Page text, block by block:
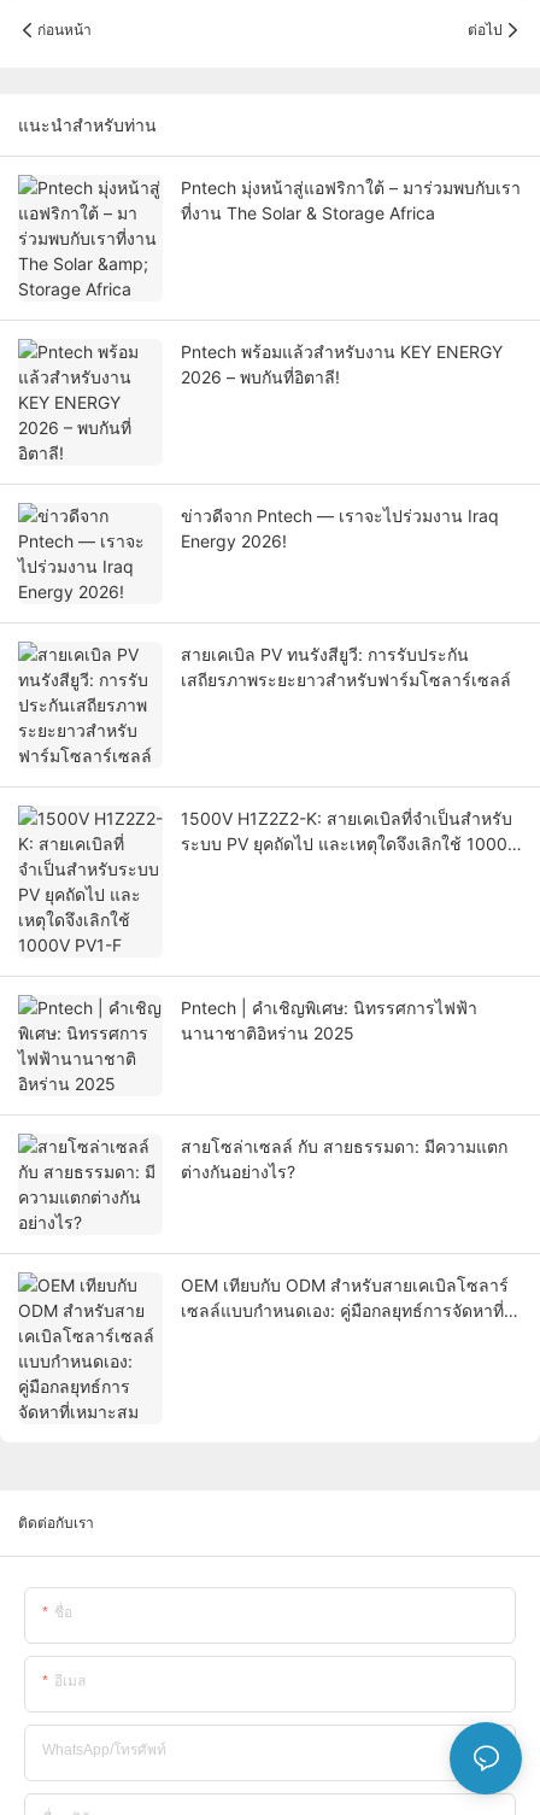
ก่อนหน้า ต่อไป
แนะนำสำหรับท่าน
Pntech มุ่งหน้าสู่แอฟริกาใต้ – มาร่วมพบกับเรา
ที่งาน The Solar & Storage Africa
Pntech พร้อมแล้วสำหรับงาน KEY ENERGY
2026 – พบกันที่อิตาลี!
ข่าวดีจาก Pntech — เราจะไปร่วมงาน Iraq
Energy 2026!
สายเคเบิล PV ทนรังสียูวี: การรับประกัน
เสถียรภาพระยะยาวสำหรับฟาร์มโซลาร์เซลล์
1500V H1Z2Z2-K: สายเคเบิลที่จำเป็นสำหรับ
ระบบ PV ยุคถัดไป และเหตุใดจึงเลิกใช้ 1000V
Pntech | คำเชิญพิเศษ: นิทรรศการไฟฟ้า
นานาชาติอิหร่าน 2025
สายโซล่าเซลล์ กับ สายธรรมดา: มีความแตก
ต่างกันอย่างไร?
OEM เทียบกับ ODM สำหรับสายเคเบิลโซลาร์
เซลล์แบบกำหนดเอง: คู่มือกลยุทธ์การจัดหาที่
ติดต่อกับเรา
ชื่อ
อีเมล
WhatsApp/โทรศัพท์